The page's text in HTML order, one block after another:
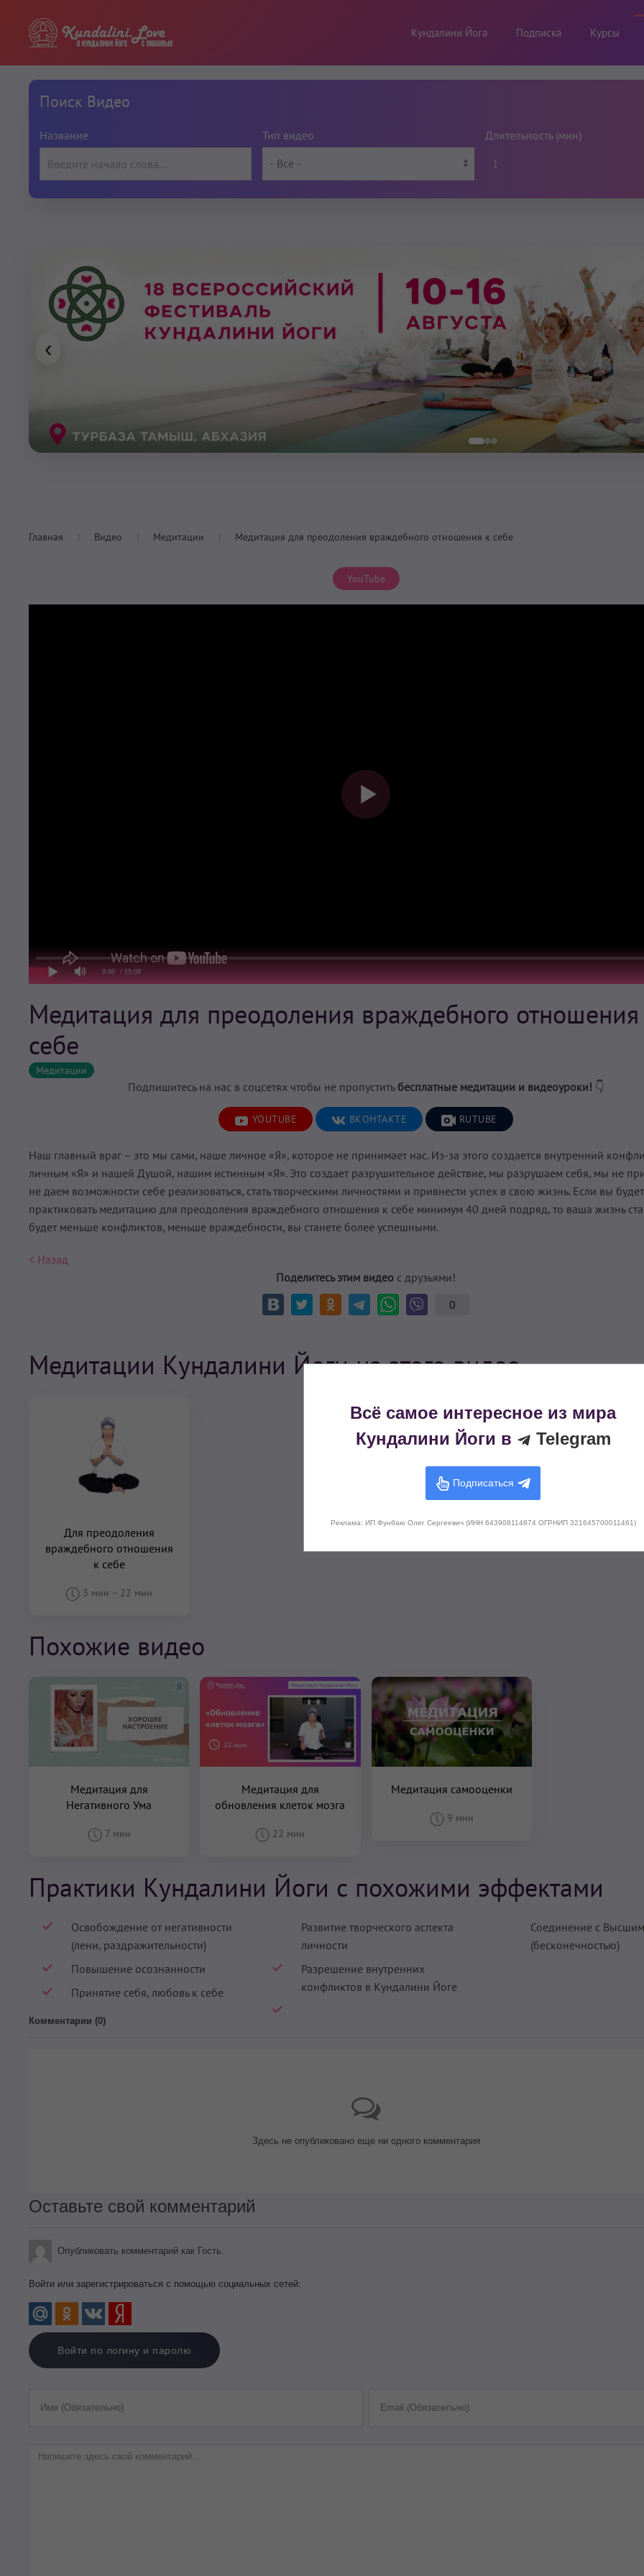
Кундалини Йога Подписка Курсы
Поиск Видео
Название Тип видео
Длительность (мин)
1
‹
Главная Видео Медитации Медитация для преодоления враждебного отношения к себе
YouTube
0:00 / 19:08
Медитация для преодоления враждебного
себе
Медитации
Подпишитесь на нас в соцсетях чтобы не пропустить бесплатные медитации и видеоуроки! 👇
YOUTUBE ВКОНТАКТЕ RUTUBE
Наш главный враг – это мы сами, наше личное «Я», которое не принимает нас. Из-за этого создается внутренний
личным «Я» и нашей Душой, нашим истинным «Я». Это создает разрушительное действие, мы разрушаем себя, мы не
не даем возможности себе реализоваться, стать творческими личностями и привнести успех в свою жизнь. Если вы
практиковать медитацию для преодоления враждебного отношения к себе минимум 40 дней подряд, то ваша жизнь
будет меньше конфликтов, меньше враждебности, вы станете более успешными.
< Назад
Поделитесь этим видео с друзьями!
0
Медитации Кундалини Йоги из этого видео
Для преодоления
враждебного отношения
к себе
3 мин – 22 мин
Похожие видео
Медитация для
Негативного Ума
7 мин
Медитация для
обновления клеток мозга
22 мин
Медитация самооценки
9 мин
Практики Кундалини Йоги с похожими эффектами
Освобождение от негативности
(лени, раздражительности)
Повышение осознанности
Принятие себя, любовь к себе
Развитие творческого аспекта
личности
Разрешение внутренних
конфликтов в Кундалини Йоге
Соединение с
(бесконечностью)
Комментарии (0)
Здесь не опубликовано еще ни одного комментария
Оставьте свой комментарий
Опубликовать комментарий как Гость.
Войти или зарегистрироваться с помощью социальных сетей:
Войти по логину и паролю
Имя (Обязательно) Email (Обязательно)
Всё самое интересное из мира
Кундалини Йоги в
Telegram
Подписаться
Реклама: ИП Фунбаю Олег Сергеевич (ИНН 643908114874 ОГРНИП 321645700011461)